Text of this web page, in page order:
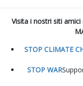
Visita i nostri siti
STOP CLIMATE
STOP WAR